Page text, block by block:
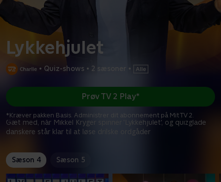
Lykkehjulet
• Quiz-shows • 2 sæsoner •
Gæt med, når Mikkel Kryger spinner 'Lykkehjulet', og quizglade
danskere står klar til at løse drilske ordgåder
Prøv TV 2 Play*
*Kræver pakken Basis. Administrer dit abonnement på Mit TV 2.
Sæson 4 Sæson 5